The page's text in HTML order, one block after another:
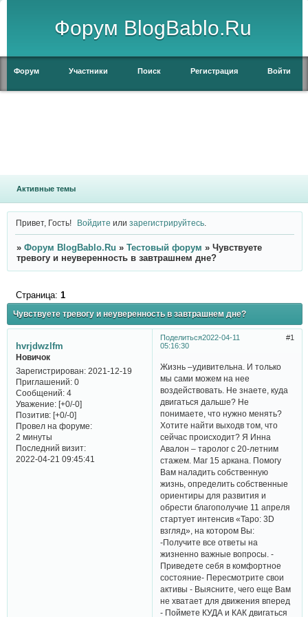
Форум BlogBablo.Ru
Форум Участники Поиск Регистрация Войти
Активные темы
Привет, Гость! Войдите илизарегистрируйтесь
» Форум BlogBablo.Ru » Тестовый форум » Чувствуете
тревогу и неуверенность в завтрашнем дне?
Чувствуете тревогу и неуверенность в завтрашнем дне?
Страница: 1
Поделиться 1
2022-04-11
05:16:30
hvrjdwzlfm
Новичок
Зарегистрирован: 2021-12-19
Приглашений:0
Сообщений:4
Уважение: [+0/-0]
Позитив: [+0/-0]
Провел на форуме:
2 минуты
Последний визит:
2022-04-21 09:45:41
Жизнь –удивительна. И только
мы сами можем на нее
воздействовать. Не знаете, куда
двигаться дальше? Не
понимаете, что нужно менять?
Хотите найти выходв том, что
сейчас происходит? Я Инна
Авалон – таролог с 20-летним
стажем. Маг 15 аркана. Помогу
Вам наладить собственную
жизнь, определить собственные
ориентиры для развития и
обрести благополучие 11 апреля
стартует интенсив «Таро: 3D
взгляд», на котором Вы:
-Получите все ответы на
жизненно важные вопросы. -
Приведете себя в комфортное
состояние- Пересмотрите свои
активы - Выясните, чего еще Вам
не хватает для движения вперед
- Поймете КУДА и КАК двигаться